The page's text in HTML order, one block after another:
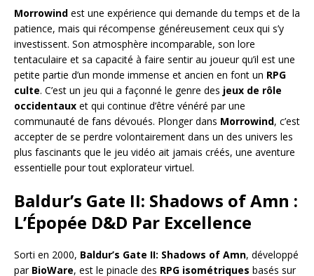
Morrowind est une expérience qui demande du temps et de la
patience, mais qui récompense généreusement ceux qui s’y
investissent. Son atmosphère incomparable, son lore
tentaculaire et sa capacité à faire sentir au joueur qu’il est une
petite partie d’un monde immense et ancien en font un RPG
culte. C’est un jeu qui a façonné le genre des jeux de rôle
occidentaux et qui continue d’être vénéré par une
communauté de fans dévoués. Plonger dans Morrowind, c’est
accepter de se perdre volontairement dans un des univers les
plus fascinants que le jeu vidéo ait jamais créés, une aventure
essentielle pour tout explorateur virtuel.
Baldur’s Gate II: Shadows of Amn :
L’Épopée D&D Par Excellence
Sorti en 2000, Baldur’s Gate II: Shadows of Amn, développé
par BioWare, est le pinacle des RPG isométriques basés sur